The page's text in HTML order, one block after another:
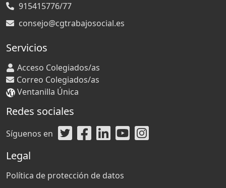
915415776/77
consejo@cgtrabajosocial.es
Servicios
Acceso Colegiados/as
Correo Colegiados/as
Ventanilla Única
Redes sociales
Síguenos en
Legal
Política de protección de datos